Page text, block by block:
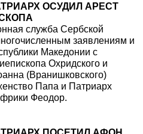
ОСУДИЛ АРЕСТ
служба Сербской
заявлениям и
Македонии с
Охридского и
(Вранишковского)
Папа и Патриарх
Феодор.